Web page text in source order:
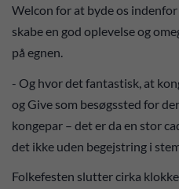
Welcon for at byde os
skabe en god oplevelse og
på egnen.
- Og hvor det fantastisk, at
og Give som besøgssted for
kongepar – det er da en stor
det ikke uden begejstring i
Folkefesten slutter cirka